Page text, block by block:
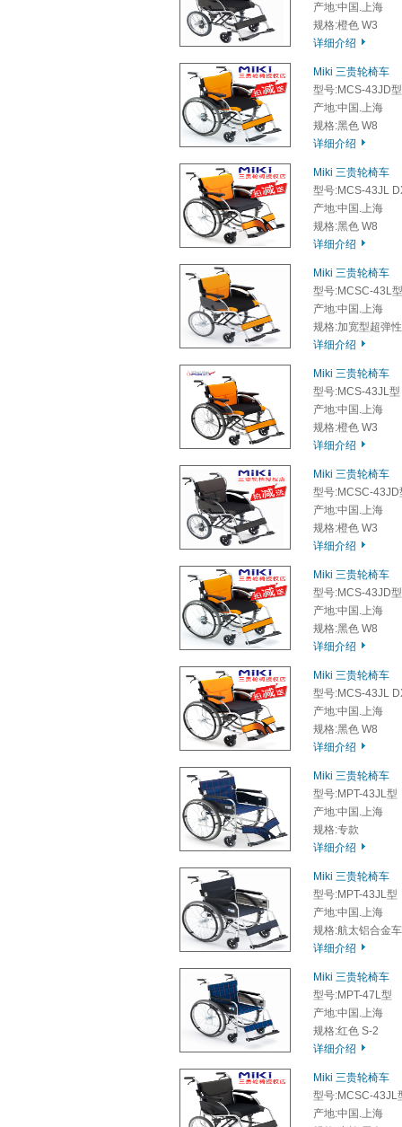
产地:中国.上海
规格:橙色 W3
详细介绍
Miki 三贵轮椅车
型号:MCS-43JD型
产地:中国.上海
规格:黑色 W8
详细介绍
Miki 三贵轮椅车
型号:MCS-43JL
产地:中国.上海
规格:黑色 W8
详细介绍
Miki 三贵轮椅车
型号:MCSC-43L型
产地:中国.上海
规格:加宽型超弹
详细介绍
Miki 三贵轮椅车
型号:MCS-43JL型
产地:中国.上海
规格:橙色 W3
详细介绍
Miki 三贵轮椅车
型号:MCSC-43JD
产地:中国.上海
规格:橙色 W3
详细介绍
Miki 三贵轮椅车
型号:MCS-43JD型
产地:中国.上海
规格:黑色 W8
详细介绍
Miki 三贵轮椅车
型号:MCS-43JL
产地:中国.上海
规格:黑色 W8
详细介绍
Miki 三贵轮椅车
型号:MPT-43JL型
产地:中国.上海
规格:专款
详细介绍
Miki 三贵轮椅车
型号:MPT-43JL型
产地:中国.上海
规格:航太铝合金
详细介绍
Miki 三贵轮椅车
型号:MPT-47L型
产地:中国.上海
规格:红色 S-2
详细介绍
Miki 三贵轮椅车
型号:MCSC-43JL
产地:中国.上海